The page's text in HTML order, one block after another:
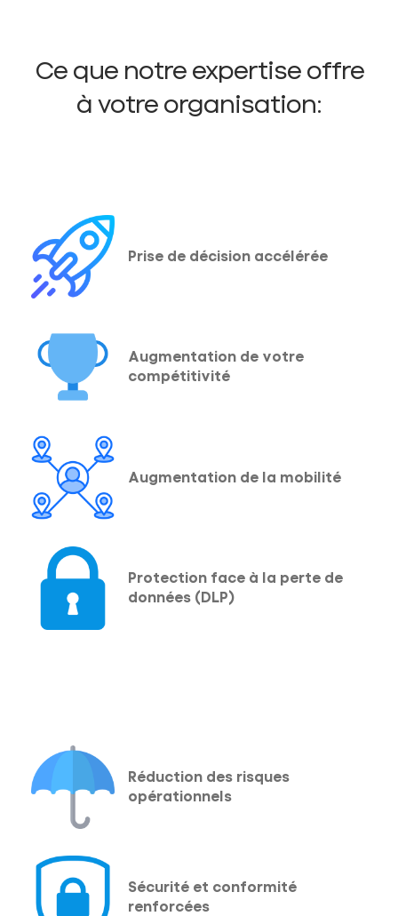
Ce que notre expertise offre
à votre organisation:
Prise de décision accélérée
Augmentation de votre
compétitivité
Augmentation de la mobilité
Protection face à la perte de
données (DLP)
Réduction des risques
opérationnels
Sécurité et conformité
renforcées